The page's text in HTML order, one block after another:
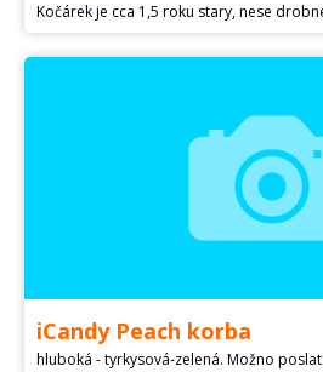
iCandy Peach korba
hluboká - tyrkysová-zelená. Možno poslat